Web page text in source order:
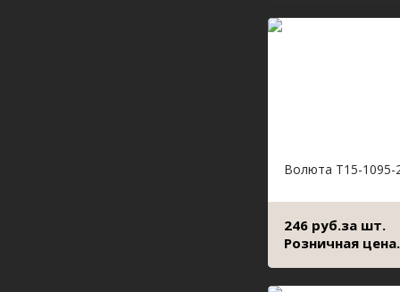
Волюта Т15-1095-
246 руб.за шт.
Розничная цена.